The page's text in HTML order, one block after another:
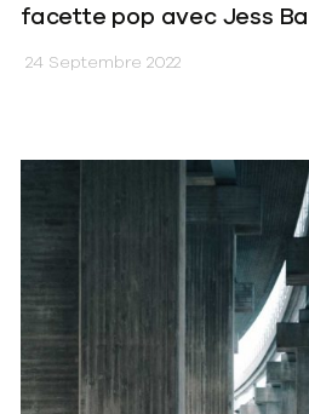
facette pop avec Jess Ball
24 Septembre 2022